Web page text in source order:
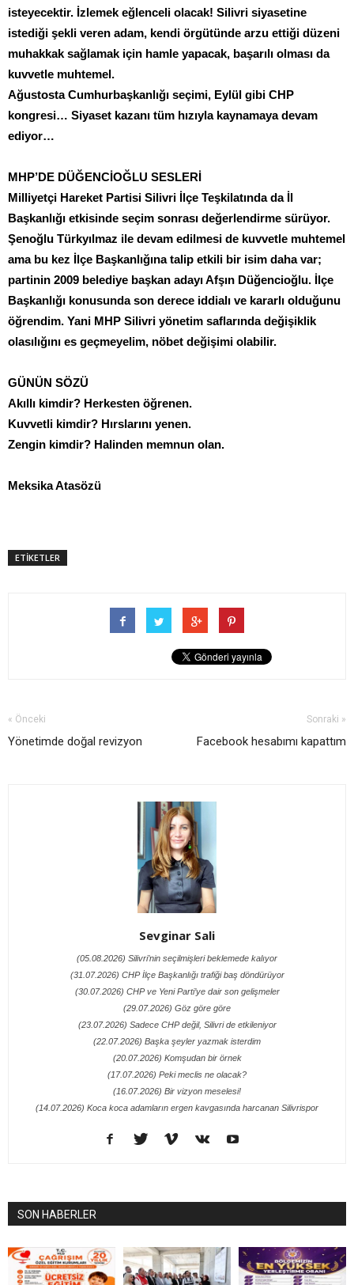
isteyecektir. İzlemek eğlenceli olacak! Silivri siyasetine
istediği şekli veren adam, kendi örgütünde arzu ettiği düzeni
muhakkak sağlamak için hamle yapacak, başarılı olması da
kuvvetle muhtemel.
Ağustosta Cumhurbaşkanlığı seçimi, Eylül gibi CHP
kongresi… Siyaset kazanı tüm hızıyla kaynamaya devam
ediyor…
MHP’DE DÜĞENCİOĞLU SESLERİ
Milliyetçi Hareket Partisi Silivri İlçe Teşkilatında da İl
Başkanlığı etkisinde seçim sonrası değerlendirme sürüyor.
Şenoğlu Türkyılmaz ile devam edilmesi de kuvvetle muhtemel
ama bu kez İlçe Başkanlığına talip etkili bir isim daha var;
partinin 2009 belediye başkan adayı Afşın Düğencioğlu. İlçe
Başkanlığı konusunda son derece iddialı ve kararlı olduğunu
öğrendim. Yani MHP Silivri yönetim saflarında değişiklik
olasılığını es geçmeyelim, nöbet değişimi olabilir.
GÜNÜN SÖZÜ
Akıllı kimdir? Herkesten öğrenen.
Kuvvetli kimdir? Hırslarını yenen.
Zengin kimdir? Halinden memnun olan.
Meksika Atasözü
ETİKETLER
« Önceki
Yönetimde doğal revizyon
Sonraki »
Facebook hesabımı kapattım
Sevginar Sali
(05.08.2026) Silivri’nin seçilmişleri beklemede kalıyor
(31.07.2026) CHP İlçe Başkanlığı trafiği baş döndürüyor
(30.07.2026) CHP ve Yeni Parti’ye dair son gelişmeler
(29.07.2026) Göz göre göre
(23.07.2026) Sadece CHP değil, Silivri de etkileniyor
(22.07.2026) Başka şeyler yazmak isterdim
(20.07.2026) Komşudan bir örnek
(17.07.2026) Peki meclis ne olacak?
(16.07.2026) Bir vizyon meselesi!
(14.07.2026) Koca koca adamların ergen kavgasında harcanan Silivrispor
SON HABERLER